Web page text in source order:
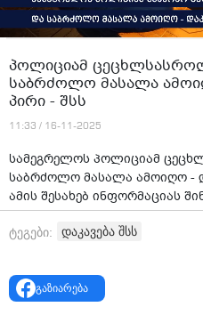
პოლიციამ
საბრძოლო მასალა
პირი - შსს
11:33 / 16-11-2025
სამეგრელოს პოლიციამ
საბრძოლო მასალა ამოიღო -
ამის შესახებ ინფორმაციას
სამინისტრო ავრცელებს.
„შინაგან საქმეთა
ტეგები: დაკავება შსს
გაზიარება